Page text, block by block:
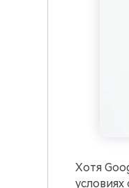
Хотя